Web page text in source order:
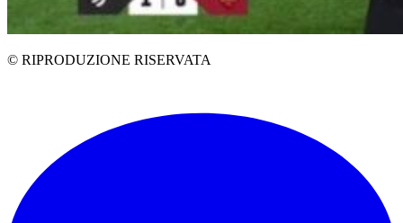
© RIPRODUZIONE RISERVATA